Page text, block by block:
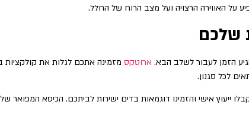
על האווירה הרצויה ועל מצב הרוח של החלל.
שלכם
הזמן לעבור לשלב הבא. ארוטקס מזמינה אתכם לגלות את קולקציות
לכל סגנון.
אישי והזמינו דוגמאות בדים ישירות לביתכם. הכיסא המפואר